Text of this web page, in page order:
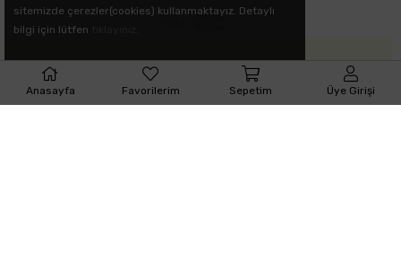
sitemizde çerezler(cookies) kullanmaktayız. Detaylı
bilgi için lütfen
Anasayfa Favorilerim Sepetim Üye Girişi